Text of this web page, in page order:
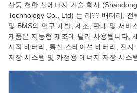
산둥 천한 신에너지 기술 회사
Technology Co., Ltd) 는 리?? 배터리, 전
및 BMS의 연구 개발, 제조, 판매 및 서비
제품은 지능형 제조에 널리 사용됩니다,
시작 배터리, 통신 스테이션 배터리, 전
저장 시스템 및 가정용 에너지 저장 시스